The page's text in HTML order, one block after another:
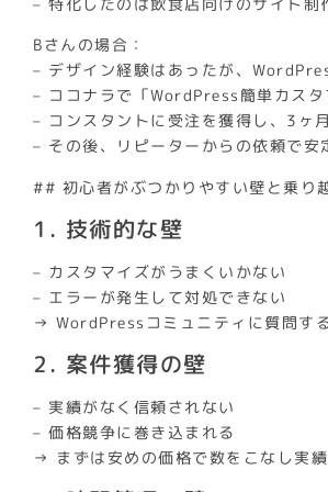
Bさんの場合：
– デザイン経験はあったが、
– ココナラで「WordPress簡単カス
– コンスタントに受注を獲得し、3ヶ
– その後、リピーターからの依頼で安
## 初心者がぶつかりやすい壁と乗り
1. 技術的な壁
– カスタマイズがうまくいかない
– エラーが発生して対処できない
→ WordPressコミュニティに質問す
2. 案件獲得の壁
– 実績がなく信頼されない
– 価格競争に巻き込まれる
→ まずは安めの価格で数をこなし実